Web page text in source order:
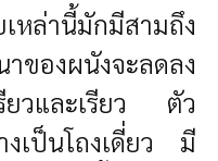
หล่านี้มักมีสามถึง
องผนังจะลดลง
ยวและเรียว ตัว
เป็นโถงเดี่ยว มี